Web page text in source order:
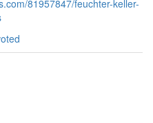
81957847/feuchter-keller-